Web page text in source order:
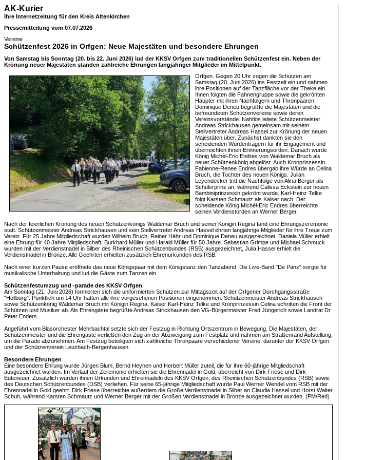
AK-Kurier
Ihre Internetzeitung für den Kreis Altenkirchen
Pressemitteilung vom 07.07.2026
Vereine
Schützenfest 2026 in Orfgen: Neue Majestäten und besondere Ehrungen
Von Samstag bis Sonntag (20. bis 22. Juni 2026) lud der KKSV Orfgen zum traditionellen Schützenfest ein. Neben der
Krönung neuer Majestäten standen zahlreiche Ehrungen langjähriger Mitglieder im Mittelpunkt.
Orfgen. Gegen 20 Uhr zogen die Schützen am
Samstag (20. Juni 2026) ins Festzelt ein und nahmen
ihre Positionen auf der Tanzfläche vor der Theke ein.
Ihnen folgten die Fahnengruppe sowie die gekrönten
Häupter mit ihren Nachfolgern und Thronpaaren.
Dominique Deneu begrüßte die Majestäten und die
befreundeten Schützenvereine sowie deren
Vereinsvorstände. Nahtlos leitete Schützenmeister
Andreas Strickhausen gemeinsam mit seinem
Stellvertreter Andreas Hassel zur Krönung der neuen
Majestäten über. Zunächst dankten sie den
scheidenden Würdenträgern für ihr Engagement und
überreichten ihnen Erinnerungsorden. Danach wurde
König Michèl-Eric Endres von Waldemar Bruch als
neuer Schützenkönig abgelöst. Auch Kronprinzessin
Fabienne-Renee Endres übergab ihre Würde an Celina
Bruch, die Tochter des neuen Königs. Julian
Leyendecker tritt die Nachfolge von Alina Berger als
Schülerprinz an, während Calissa Eckstein zur neuen
Bambiniprinzessin gekrönt wurde. Karl-Heinz Telke
folgt Karsten Schmautz als Kaiser nach. Der
scheidende König Michèl-Eric Endres überreichte
seinen Verdienstorden an Werner Berger.
Nach der feierlichen Krönung des neuen Schützenkönigs Waldemar Bruch und seiner Königin Regina fand eine Ehrungszeremonie
statt. Schützenmeister Andreas Strickhausen und sein Stellvertreter Andreas Hassel ehrten langjährige Mitglieder für ihre Treue zum
Verein. Für 25 Jahre Mitgliedschaft wurden Wilhelm Bruch, Reiner Hähr und Dominique Deneu ausgezeichnet. Daniela Müller erhielt
eine Ehrung für 40 Jahre Mitgliedschaft, Burkhard Müller und Harald Müller für 50 Jahre. Sebastian Grimpe und Michael Schmuck
wurden mit der Verdienstnadel in Silber des Rheinischen Schützenbundes (RSB) ausgezeichnet, Julia Hassel erhielt die
Verdienstnadel in Bronze. Alle Geehrten erhielten zusätzlich Ehrenurkunden des RSB.
Nach einer kurzen Pause eröffnete das neue Königspaar mit dem Königstanz den Tanzabend. Die Live-Band "De Pänz" sorgte für
musikalische Unterhaltung und lud die Gäste zum Tanzen ein.
Schützenfestumzug und -parade des KKSV Orfgen
Am Sonntag (21. Juni 2026) formierten sich die uniformierten Schützen zur Mittagszeit auf der Orfgener Durchgangsstraße
"Höllburg". Pünktlich um 14 Uhr hatten alle ihre vorgesehenen Positionen eingenommen. Schützenmeister Andreas Strickhausen
sowie Schützenkönig Waldemar Bruch mit Königin Regina, Kaiser Karl-Heinz Telke und Kronprinzessin Celina schritten die Front der
Schützen und Musiker ab. Als Ehrengäste begrüßte Andreas Strickhausen den VG-Bürgermeister Fred Jüngerich sowie Landrat Dr.
Peter Enders.
Angeführt vom Blasorchester Mehrbachtal setzte sich der Festzug in Richtung Ortszentrum in Bewegung. Die Majestäten, der
Schützenmeister und die Ehrengäste verließen den Zug an der Abzweigung zum Festplatz und nahmen am Straßenrand Aufstellung,
um die Parade abzunehmen. Am Festzug beteiligten sich zahlreiche Thronpaare verschiedener Vereine, darunter der KKSV Orfgen
und der Schützenverein Leuzbach-Bergenhausen.
Besondere Ehrungen
Eine besondere Ehrung wurde Jürgen Blum, Bernd Heynen und Herbert Müller zuteil, die für ihre 60-jährige Mitgliedschaft
ausgezeichnet wurden. Im Verlauf der Zeremonie erhielten sie die Ehrennadel in Gold, überreicht von Dirk Friese und Dirk
Euteneuer. Zusätzlich wurden ihnen Urkunden und Ehrennadeln des KKSV Orfgen, des Rheinischen Schützenbundes (RSB) sowie
des Deutschen Schützenbundes (DSB) verliehen. Für seine 65-jährige Mitgliedschaft wurde Paul Werner Wendel vom RSB mit der
Ehrennadel in Gold geehrt. Dirk Friese überreichte außerdem die Große Verdienstnadel in Silber an Claudia Hassel und Horst Walter
Schuh, während Karsten Schmautz und Werner Berger mit der Großen Verdienstnadel in Bronze ausgezeichnet wurden. (PM/Red)